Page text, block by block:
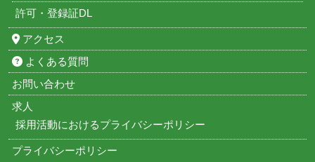
許可・登録証DL
アクセス
よくある質問
お問い合わせ
求人
採用活動におけるプライバシーポリシー
プライバシーポリシー